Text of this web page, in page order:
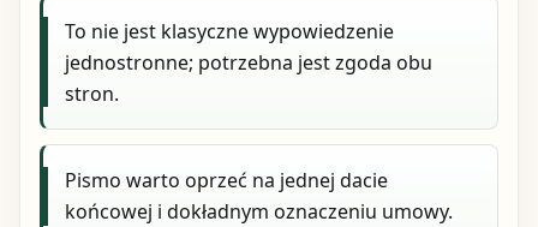
To nie jest klasyczne wypowiedzenie
jednostronne; potrzebna jest zgoda obu
stron.
Pismo warto oprzeć na jednej dacie
końcowej i dokładnym oznaczeniu umowy.